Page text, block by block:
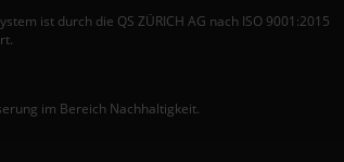
ist durch die QS ZÜRICH AG nach ISO 9001:2015
im Bereich Nachhaltigkeit.